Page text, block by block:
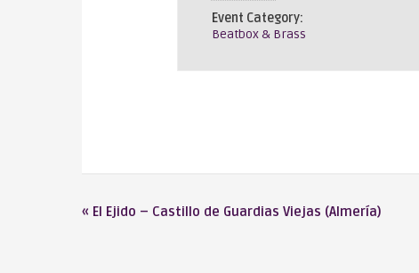
Event Category:
Beatbox & Brass
« El Ejido – Castillo de Guardias Viejas (Almería)